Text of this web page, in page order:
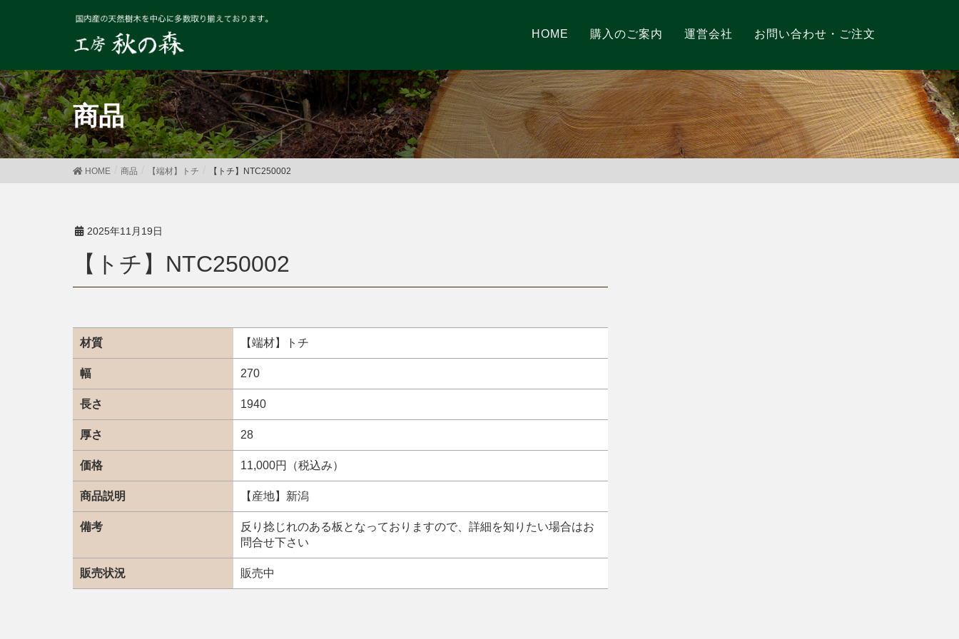
HOME 購入のご案内 運営会社 お問い合わせ・ご注文
商品
HOME 商品 【端材】トチ 【トチ】NTC250002
2025年11月19日
【トチ】NTC250002
材質 【端材】トチ
幅 270
長さ 1940
厚さ 28
価格 11,000円（税込み）
商品説明 【産地】新潟
備考
反り捻じれのある板となっておりますので、詳細を知りたい場合はお
問合せ下さい
販売状況 販売中